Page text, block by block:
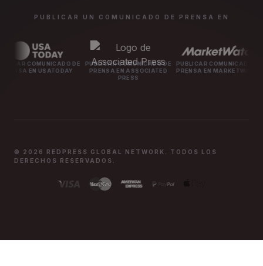
PUBLICAR UN COMUNICADO DE PRENSA EN
DE
PUBLICAR COMUNICADO DE
PRENSA EN ASSOCIATED
PUBLICAR COMUNICADO DE
PRENSA EN MARKETWATCH
PUBLICAR
PRENSA
© 2026 REDPRESS GLOBAL NETWORK. TODOS LOS
DERECHOS RESERVADOS.